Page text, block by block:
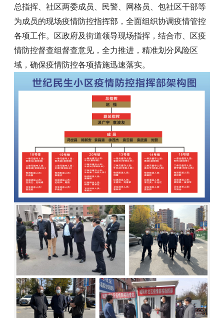
总指挥、社区两委成员、民警、网格员、包社区干部等
为成员的现场疫情防控指挥部，全面组织协调疫情管控
各项工作。区政府及街道领导现场指挥，结合市、区疫
情防控督查组督查意见，全力推进，精准划分风险区
域，确保疫情防控各项措施迅速落实。